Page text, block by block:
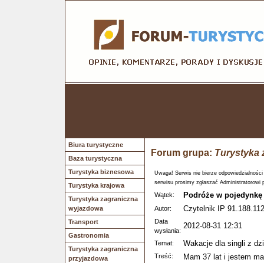
Biura turystyczne
Baza turystyczna
Turystyka biznesowa
Turystyka krajowa
Turystyka zagraniczna
wyjazdowa
Transport
Gastronomia
Turystyka zagraniczna
przyjazdowa
Forum grupa: Turystyka
Uwaga! Serwis nie bierze
serwisu prosimy zgłaszać Administratorowi
Wątek: Podróże w pojedynkę
Autor: Czytelnik IP
Data
wysłania:
2012-08-31 12:31
Temat: Wakacje dla singli z
Treść:
Mam 37 lat i jestem